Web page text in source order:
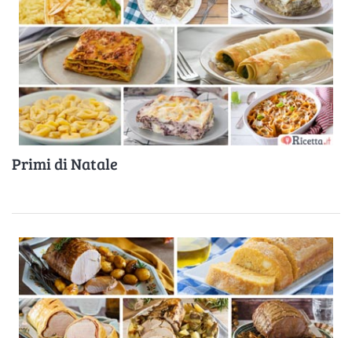
Primi di Natale